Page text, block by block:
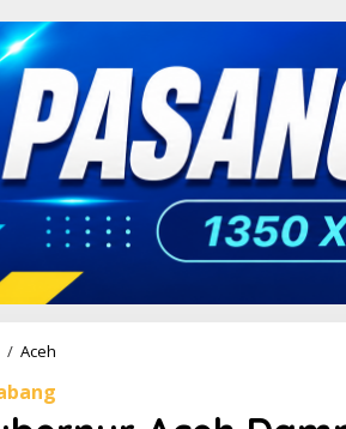
/ Aceh